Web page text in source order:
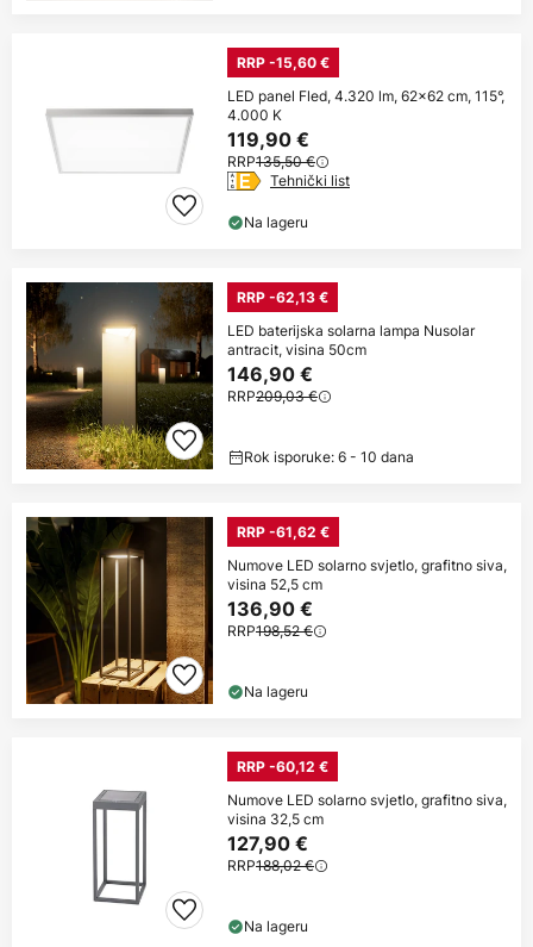
RRP -15,60 €
LED panel Fled, 4.320 lm, 62x62 cm, 115°,
4.000 K
119,90 €
RRP135,50 €
Tehnički list
Na lageru
RRP -62,13 €
LED baterijska solarna lampa Nusolar
antracit, visina 50cm
146,90 €
RRP209,03 €
Rok isporuke: 6 - 10 dana
RRP -61,62 €
Numove LED solarno svjetlo, grafitno siva,
visina 52,5 cm
136,90 €
RRP198,52 €
Na lageru
RRP -60,12 €
Numove LED solarno svjetlo, grafitno siva,
visina 32,5 cm
127,90 €
RRP188,02 €
Na lageru